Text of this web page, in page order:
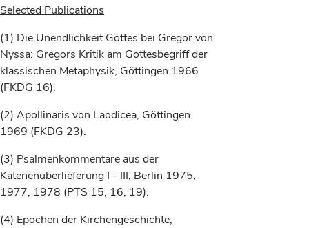
Selected Publications
(1) Die Unendlichkeit Gottes bei Gregor von
Nyssa: Gregors Kritik am Gottesbegriff der
klassischen Metaphysik, Göttingen 1966
(FKDG 16).
(2) Apollinaris von Laodicea, Göttingen
1969 (FKDG 23).
(3) Psalmenkommentare aus der
Katenenüberlieferung I - III, Berlin 1975,
1977, 1978 (PTS 15, 16, 19).
(4) Epochen der Kirchengeschichte,